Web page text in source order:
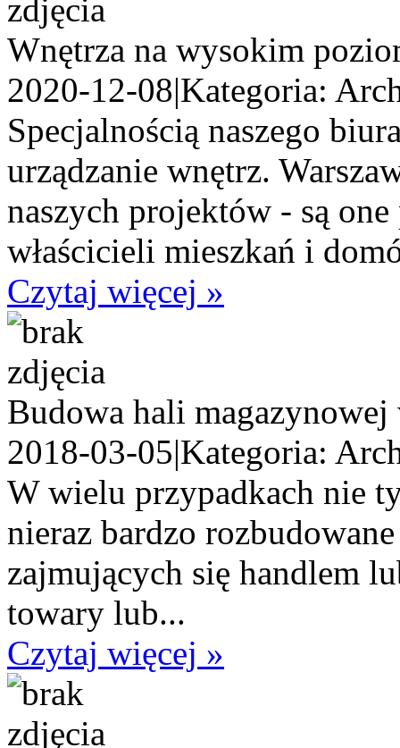
Wnętrza na wysokim
2020-12-08|Kategoria:
Specjalnością naszego
urządzanie wnętrz.
naszych projektów - są
właścicieli mieszkań i
Czytaj więcej »
Budowa hali
2018-03-05|Kategoria:
W wielu przypadkach nie
nieraz bardzo
zajmujących się handlem
towary lub...
Czytaj więcej »